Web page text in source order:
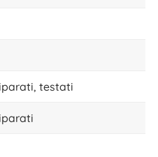
testati